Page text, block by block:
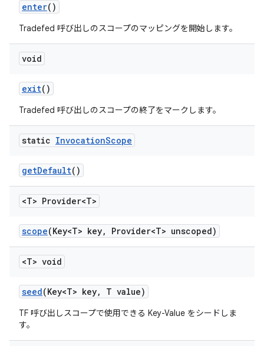
enter()
Tradefed 呼び出しのスコープのマッピングを開始します。
void
exit()
Tradefed 呼び出しのスコープの終了をマークします。
static InvocationScope
getDefault()
<T> Provider<T>
scope(Key<T> key, Provider<T> unscoped)
<T> void
seed(Key<T> key, T value)
TF 呼び出しスコープで使用できる Key-Value をシードしま
す。